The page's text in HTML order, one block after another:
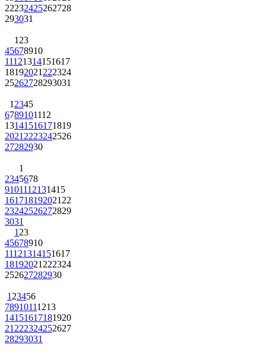
22232425262728
293031
1 23
45678910
11121314151617
18192021 222324
25262728293031
1 2345
6789101112
13141516171819
2021 2223242526
27282930
1
2345678
9101112131415
161718192021 22
23242526272829
3031
1 23
45678910
11121314151617
18192021 222324
252627282930
1 23456
78910111213
14151617181920
21 222324252627
28293031